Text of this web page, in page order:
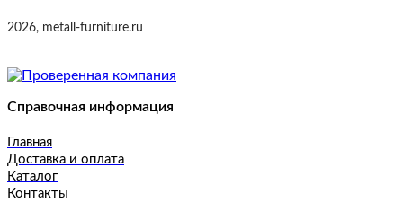
2026, metall-furniture.ru
Справочная информация
Главная
Доставка и оплата
Каталог
Контакты